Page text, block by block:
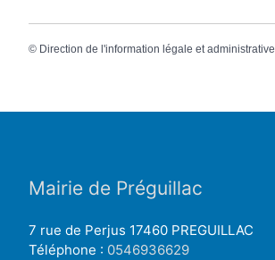
© Direction de l'information légale et administrative
Mairie de Préguillac
7 rue de Perjus 17460 PREGUILLAC
Téléphone : 0546936629